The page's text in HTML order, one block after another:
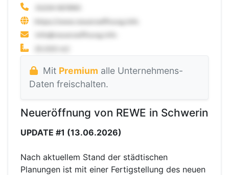
Mit Premium alle Unternehmens-
Daten freischalten.
Neueröffnung von REWE in Schwerin
UPDATE #1 (13.06.2026)
Nach aktuellem Stand der städtischen
Planungen ist mit einer Fertigstellung des neuen